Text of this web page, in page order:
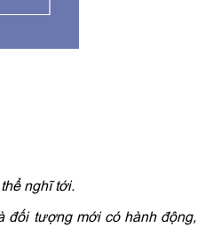
nghĩ tới.
đối tượng mới có hành động,